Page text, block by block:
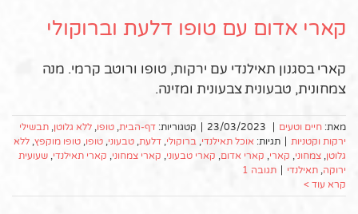
קארי אדום עם טופו דלעת וברוקולי
קארי בסגנון תאילנדי עם ירקות, טופו ורוטב קרמי. מנה
צמחונית, טבעונית צבעונית ומזינה.
מאת: חיים וטעים 23/03/2023 קטגוריות: דף-הבית, טופו, ללא גלוטן, תבשילי
ירקות וקטניות
תגיות: אוכל תאילנדי, ברוקולי, דלעת, טבעוני, טופו, טופו מוקפץ, ללא
גלוטן, צמחוני, קארי, קארי אדום, קארי טבעוני, קארי צמחוני, קארי תאילנדי, שעועית
ירוקה, תאילנדי
תגובה 1
קרא עוד >